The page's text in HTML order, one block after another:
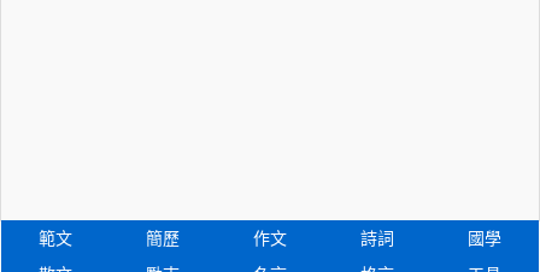
範文 簡歷 作文 詩詞
國學